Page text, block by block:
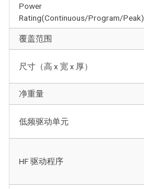
Power
Rating(Continuous/Program/Peak)
覆盖范围
尺寸（高 x 宽 x 厚）
净重量
低频驱动单元
HF 驱动程序